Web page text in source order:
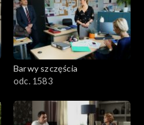
Barwy szczęścia
odc. 1583